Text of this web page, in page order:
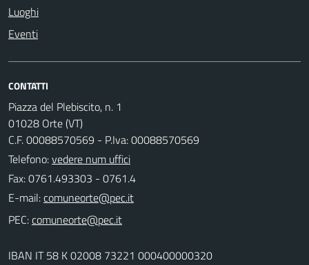
Luoghi
Eventi
CONTATTI
Piazza del Plebiscito, n. 1
01028 Orte (VT)
C.F. 00088570569 - P.Iva: 00088570569
Telefono:vedere num uffici
Fax: 0761.493303 - 0761.4
E-mail:
PEC:
IBAN IT 58 K 02008 73221 000400000320